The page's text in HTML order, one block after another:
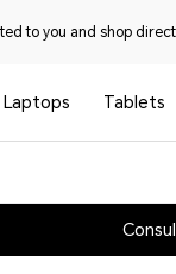
to you and shop
Laptops Tablets